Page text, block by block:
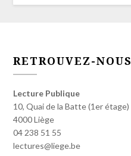
RETROUVEZ-NOUS
Lecture Publique
10, Quai de la Batte (1er étage)
4000 Liège
04 238 51 55
lectures@liege.be